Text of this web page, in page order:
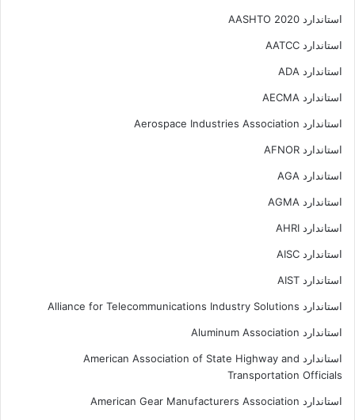
استاندارد AASHTO 2020
استاندارد AATCC
استاندارد ADA
استاندارد AECMA
استاندارد Aerospace Industries Association
استاندارد AFNOR
استاندارد AGA
استاندارد AGMA
استاندارد AHRI
استاندارد AISC
استاندارد AIST
استاندارد Alliance for Telecommunications Industry Solutions
استاندارد Aluminum Association
استاندارد American Association of State Highway and
Transportation Officials
استاندارد American Gear Manufacturers Association